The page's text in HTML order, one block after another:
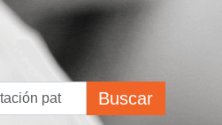
Buscar